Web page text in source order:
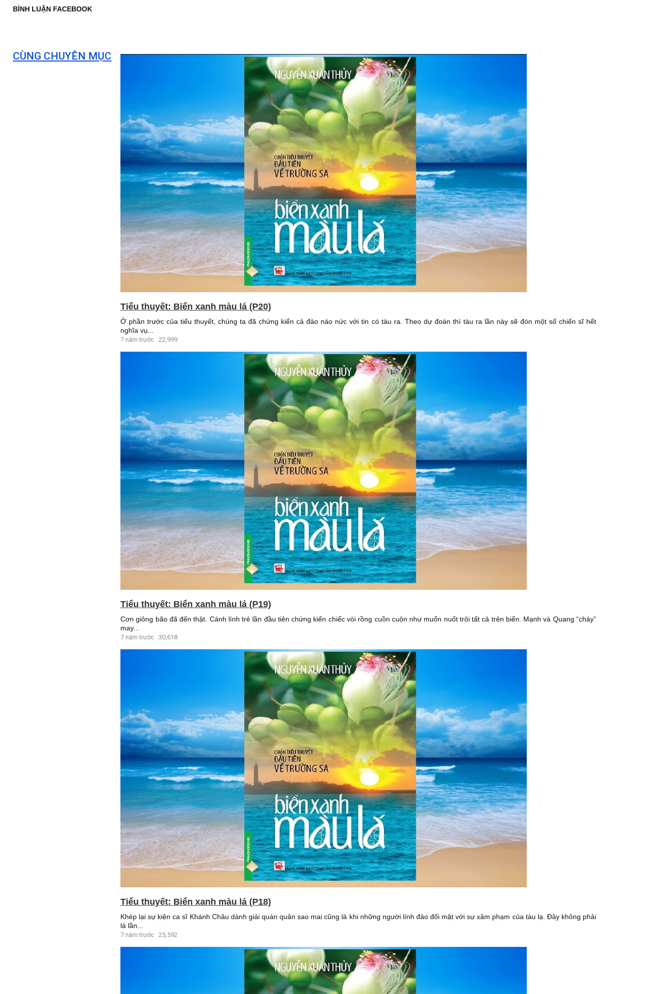
BÌNH LUẬN FACEBOOK
CÙNG CHUYÊN MỤC
Tiểu thuyết: Biển xanh màu lá (P20)
Ở phần trước của tiểu thuyết, chúng ta đã chứng kiến cả đảo náo nức với tin có tàu ra. Theo dự đoán thì tàu ra lần này sẽ đón một số chiến sĩ hết
nghĩa vụ...
7 năm trước 22,999
Tiểu thuyết: Biển xanh màu lá (P19)
Cơn giông bão đã đến thật. Cánh lính trẻ lần đầu tiên chứng kiến chiếc vòi rồng cuồn cuộn như muốn nuốt trôi tất cả trên biển. Mạnh và Quang “cháy”
may...
7 năm trước 30,618
Tiểu thuyết: Biển xanh màu lá (P18)
Khép lại sự kiện ca sĩ Khánh Châu dành giải quán quân sao mai cũng là khi những người lính đảo đối mặt với sự xâm phạm của tàu lạ. Đây không phải
là lần...
7 năm trước 25,592